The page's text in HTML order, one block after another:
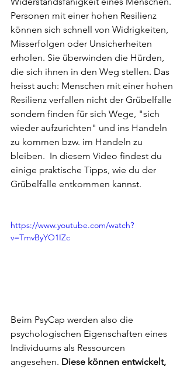
Personen mit einer hohen Resilienz
können sich schnell von Widrigkeiten,
Misserfolgen oder Unsicherheiten
erholen. Sie überwinden die Hürden,
die sich ihnen in den Weg stellen. Das
heisst auch: Menschen mit einer hohen
Resilienz verfallen nicht der Grübelfalle
sondern finden für sich Wege, "sich
wieder aufzurichten" und ins Handeln
zu kommen bzw. im Handeln zu
bleiben.  In diesem Video findest du
einige praktische Tipps, wie du der
Grübelfalle entkommen kannst.
https://www.youtube.com/watch?
v=TmvByYO1IZc
Beim PsyCap werden also die
psychologischen Eigenschaften eines
Individuums als Ressourcen
angesehen. Diese können entwickelt,